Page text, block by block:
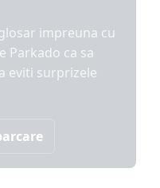
impreuna cu
Parkado ca sa
eviti surprizele